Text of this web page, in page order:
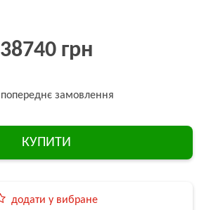
38740 грн
попереднє замовлення
КУПИТИ
додати у вибране